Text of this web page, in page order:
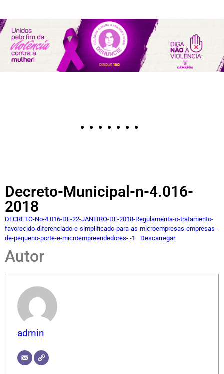
Decreto-Municipal-n-4.016-
2018
DECRETO-No-4.016-DE-22-JANEIRO-DE-2018-Regulamenta-o-tratamento-
favorecido-diferenciado-e-simplificado-para-as-microempresas-empresas-
de-pequeno-porte-e-microempreendedores-.-1
Descarregar
Autor
admin